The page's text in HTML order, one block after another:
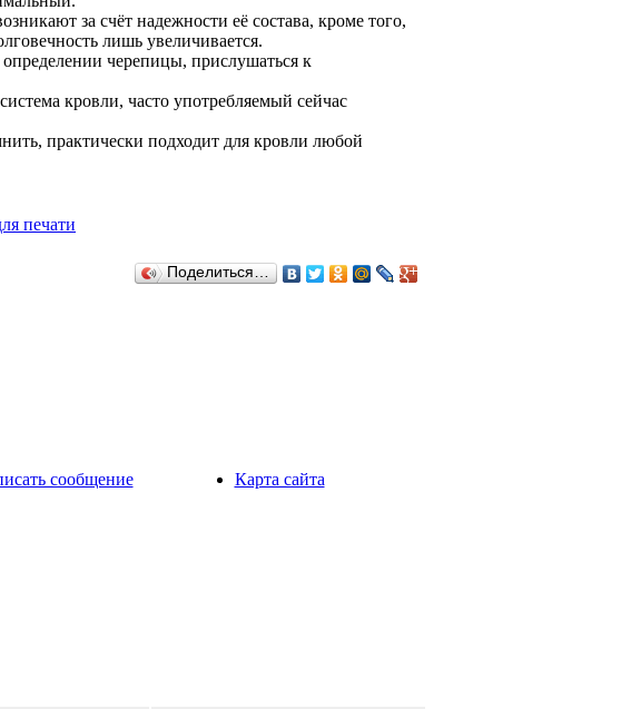
за счёт надежности её состава, кроме того,
лишь увеличивается.
черепицы, прислушаться к
кровли, часто употребляемый сейчас
практически подходит для кровли любой
печати
Поделиться…
сообщение Карта сайта